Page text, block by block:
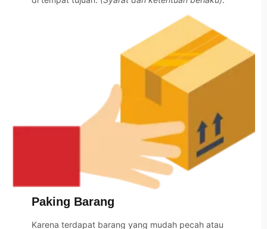
Paking Barang
Karena terdapat barang yang mudah pecah atau